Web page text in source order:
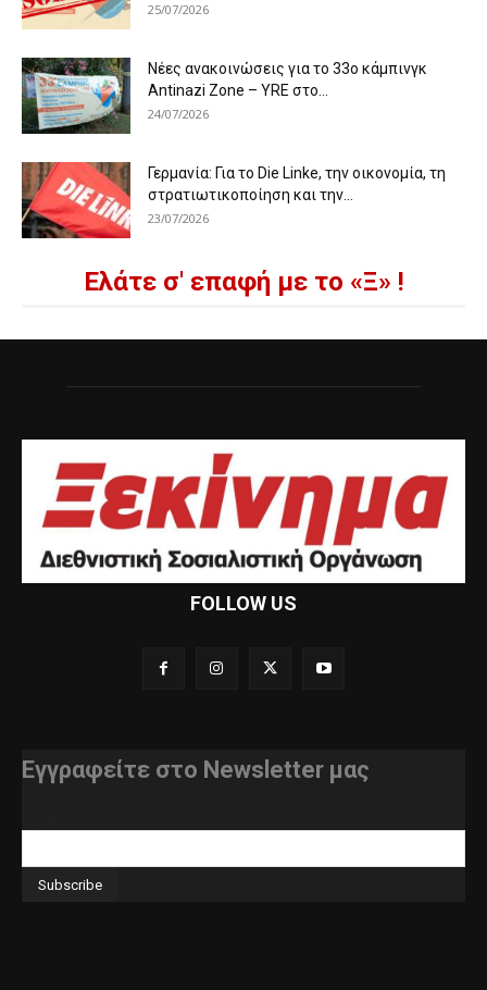
25/07/2026
Νέες ανακοινώσεις για το 33ο κάμπινγκ
Antinazi Zone – YRE στο...
24/07/2026
Γερμανία: Για το Die Linke, την οικονομία, τη
στρατιωτικοποίηση και την...
23/07/2026
Ελάτε σ' επαφή με το «Ξ» !
FOLLOW US
Εγγραφείτε στο Newsletter μας